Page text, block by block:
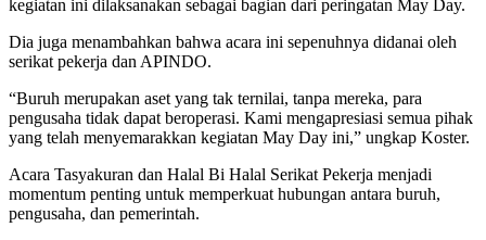
kegiatan ini dilaksanakan sebagai bagian dari peringatan May Day.
Dia juga menambahkan bahwa acara ini sepenuhnya didanai oleh
serikat pekerja dan APINDO.
“Buruh merupakan aset yang tak ternilai, tanpa mereka, para
pengusaha tidak dapat beroperasi. Kami mengapresiasi semua pihak
yang telah menyemarakkan kegiatan May Day ini,” ungkap Koster.
Acara Tasyakuran dan Halal Bi Halal Serikat Pekerja menjadi
momentum penting untuk memperkuat hubungan antara buruh,
pengusaha, dan pemerintah.